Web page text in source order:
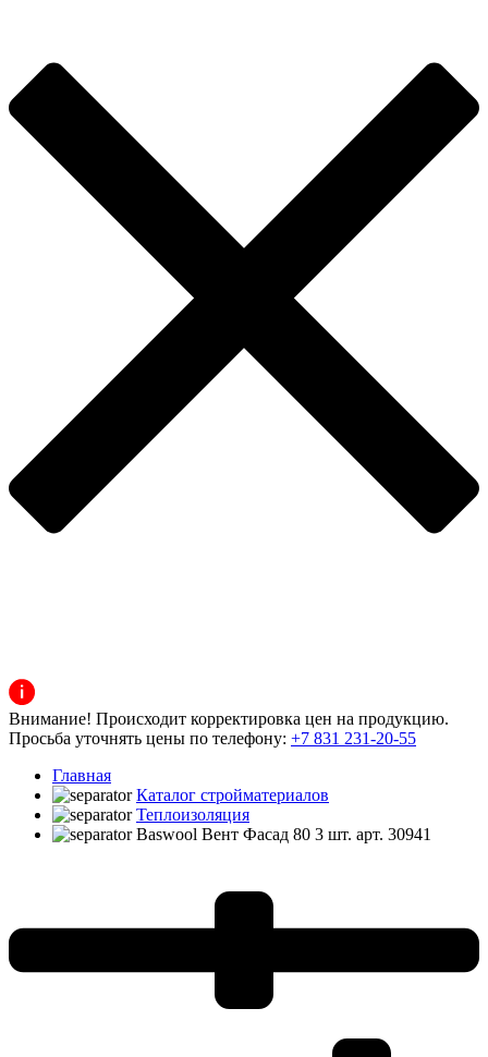
Внимание! Происходит корректировка цен на продукцию.
Просьба уточнять цены по телефону: +7 831 231-20-55
Главная
Каталог стройматериалов
Теплоизоляция
Baswool Вент Фасад 80 3 шт. арт. 30941